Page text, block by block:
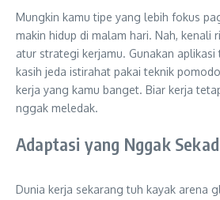
Mungkin kamu tipe yang lebih fokus
makin hidup di malam hari. Nah, kenali
atur strategi kerjamu. Gunakan
kasih jeda istirahat pakai teknik
kerja yang kamu banget. Biar kerja
nggak meledak.
Adaptasi yang Nggak
Dunia kerja sekarang tuh kayak arena